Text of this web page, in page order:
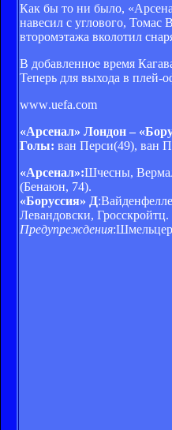
Как бы то ни было,
навесил с углового,
второмэтажа вколотил
В добавленное время
Теперь для выхода в плей-
www.uefa.com
«Арсенал» Лондон –
Голы: ван Перси(49), ван
«Арсенал»:Шчесны,
(Бенаюн, 74).
«Боруссия» Д
Левандовски, Гросскройтц.
Предупреждения